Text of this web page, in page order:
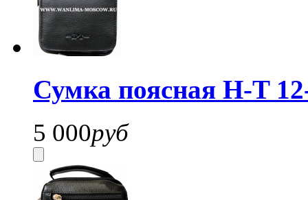
Сумка поясная H-T
5 000руб